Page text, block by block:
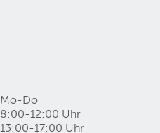
Mo-Do
8:00-12:00 Uhr
13:00-17:00 Uhr